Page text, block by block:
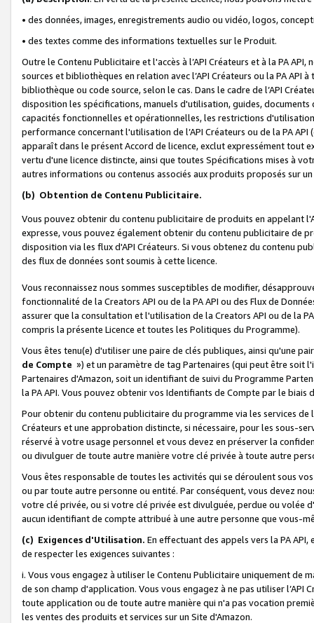
• des données, images, enregistrements audio ou vidéo, logos,
• des textes comme des informations textuelles sur le Produit.
Outre le Contenu Publicitaire et l'accès à l’API Créateurs et à la PA
sources et bibliothèques en relation avec l’API Créateurs ou la PA
bibliothèque ou code source, selon le cas. Dans le cadre de l’API
disposition les spécifications, manuels d'utilisation, guides,
capacités fonctionnelles et opérationnelles, les restrictions
performance concernant l'utilisation de l’API Créateurs ou de la PA
apparaît dans le présent Accord de licence, exclut expressément tout
vertu d'une licence distincte, ainsi que toutes Spécifications mises à
autres informations ou contenus associés aux produits proposés sur
(b) Obtention de Contenu Publicitaire.
Vous pouvez obtenir du contenu publicitaire de produits en appelant
expresse, vous pouvez également obtenir du contenu publicitaire de
disposition via les flux d'API Créateurs. Si vous obtenez du contenu
des flux de données sont soumis à cette licence.
Vous reconnaissez nous sommes susceptibles de modifier,
fonctionnalité de la Creators API ou de la PA API ou des Flux de
assurer que la consultation et l'utilisation de la Creators API ou de la
compris la présente Licence et toutes les Politiques du Programme).
Vous êtes tenu(e) d'utiliser une paire de clés publiques, ainsi qu'une
de Compte ») et un paramètre de tag Partenaires (qui peut être soit
Partenaires d'Amazon, soit un identifiant de suivi du Programme
la PA API. Vous pouvez obtenir vos Identifiants de Compte par le biais
Pour obtenir du contenu publicitaire du programme via les services
Créateurs et une approbation distincte, si nécessaire, pour les sous-
réservé à votre usage personnel et vous devez en préserver la
ou divulguer de toute autre manière votre clé privée à toute autre
Vous êtes responsable de toutes les activités qui se déroulent sous
ou par toute autre personne ou entité. Par conséquent, vous devez
votre clé privée, ou si votre clé privée est divulguée, perdue ou volée
aucun identifiant de compte attribué à une autre personne que vous-
(c) Exigences d'Utilisation. En effectuant des appels vers la PA
de respecter les exigences suivantes :
i. Vous vous engagez à utiliser le Contenu Publicitaire uniquement de
de son champ d'application. Vous vous engagez à ne pas utiliser l’API
toute application ou de toute autre manière qui n'a pas vocation
les ventes des produits et services sur un Site d'Amazon.